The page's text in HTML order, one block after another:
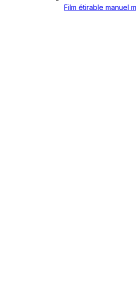
Film étirable manuel